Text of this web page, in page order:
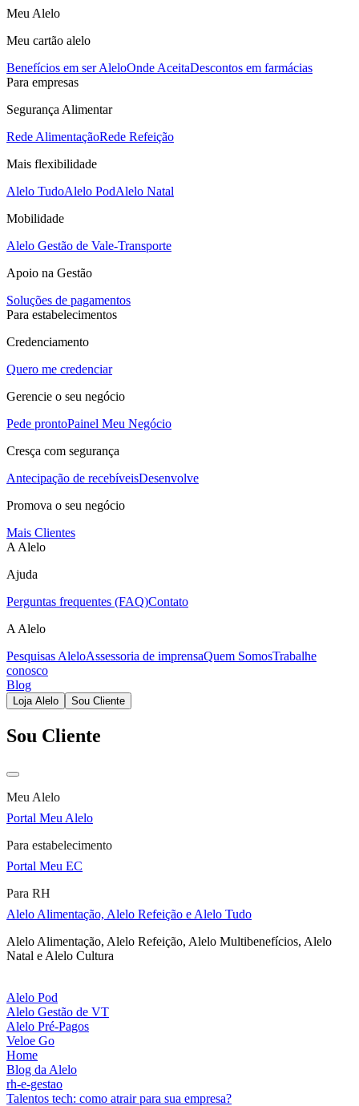
Meu Alelo
Meu cartão alelo
Benefícios em ser AleloOnde AceitaDescontos em farmácias
Para empresas
Segurança Alimentar
Rede AlimentaçãoRede Refeição
Mais flexibilidade
Alelo TudoAlelo PodAlelo Natal
Mobilidade
Alelo Gestão de Vale-Transporte
Apoio na Gestão
Soluções de pagamentos
Para estabelecimentos
Credenciamento
Quero me credenciar
Gerencie o seu negócio
Pede prontoPainel Meu Negócio
Cresça com segurança
Antecipação de recebíveisDesenvolve
Promova o seu negócio
Mais Clientes
A Alelo
Ajuda
Perguntas frequentes (FAQ)Contato
A Alelo
Pesquisas AleloAssessoria de imprensaQuem SomosTrabalhe
conosco
Blog
Loja Alelo Sou Cliente
Sou Cliente
Meu Alelo
Portal Meu Alelo
Para estabelecimento
Portal Meu EC
Para RH
Alelo Alimentação, Alelo Refeição e Alelo Tudo
Alelo Alimentação, Alelo Refeição, Alelo Multibenefícios, Alelo
Natal e Alelo Cultura
Alelo Pod
Alelo Gestão de VT
Alelo Pré-Pagos
Veloe Go
Home
Blog da Alelo
rh-e-gestao
Talentos tech: como atrair para sua empresa?